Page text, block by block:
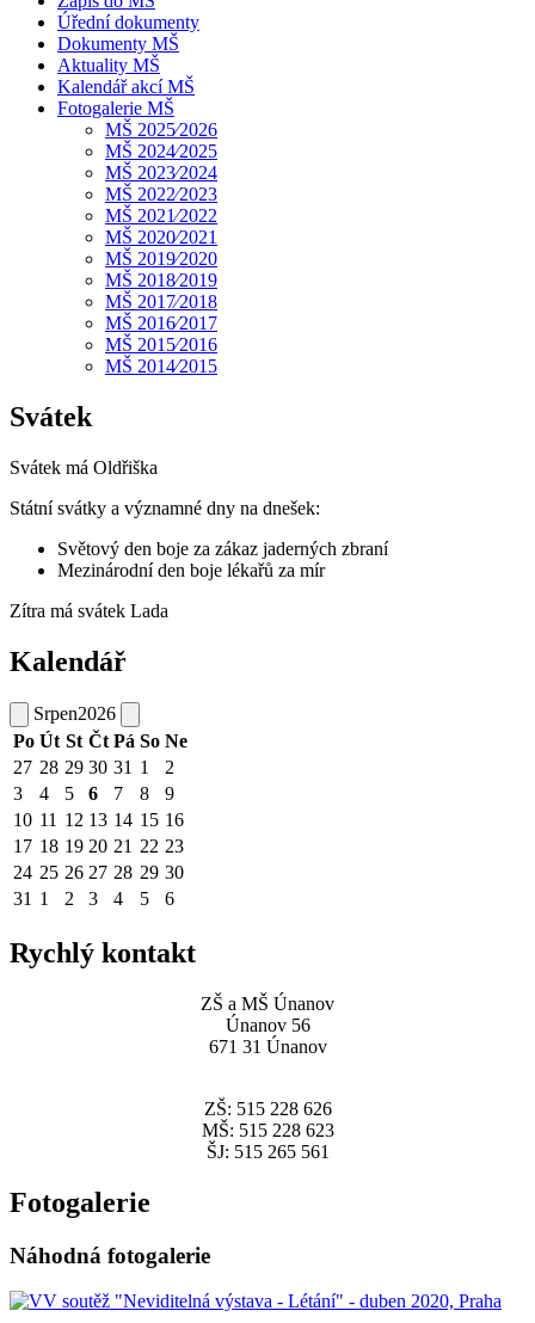
Úřední dokumenty
Dokumenty MŠ
Aktuality MŠ
Kalendář akcí MŠ
Fotogalerie MŠ
MŠ 2025⁄2026
MŠ 2024⁄2025
MŠ 2023⁄2024
MŠ 2022⁄2023
MŠ 2021⁄2022
MŠ 2020⁄2021
MŠ 2019⁄2020
MŠ 2018⁄2019
MŠ 2017⁄2018
MŠ 2016⁄2017
MŠ 2015⁄2016
MŠ 2014⁄2015
Svátek
Svátek má Oldřiška
Státní svátky a významné dny na dnešek:
Světový den boje za zákaz jaderných zbraní
Mezinárodní den boje lékařů za mír
Zítra má svátek Lada
Kalendář
Srpen2026
Po Út St Čt Pá So Ne
27 28 29 30 31 1
2
3
4 5 6 7 8
9
10 11 12 13 14 15 16
17 18 19 20 21 22 23
24 25 26 27 28 29 30
31 1 2 3 4 5 6
Rychlý kontakt
ZŠ a MŠ Únanov
Únanov 56
671 31 Únanov
ZŠ: 515 228 626
MŠ: 515 228 623
ŠJ: 515 265 561
Fotogalerie
Náhodná fotogalerie